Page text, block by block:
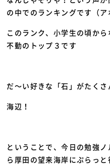
の中でのランキングです（
このランク、小学生の頃から
不動のトップ３です
だ～い好きな「石」がたく
海辺！
ということで、今日の勉強
ら厚田の望来海岸にぷらっと